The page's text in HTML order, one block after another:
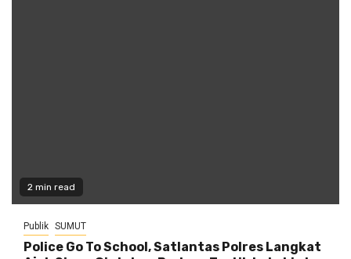
2 min read
Publik SUMUT
Police Go To School, Satlantas Polres Langkat